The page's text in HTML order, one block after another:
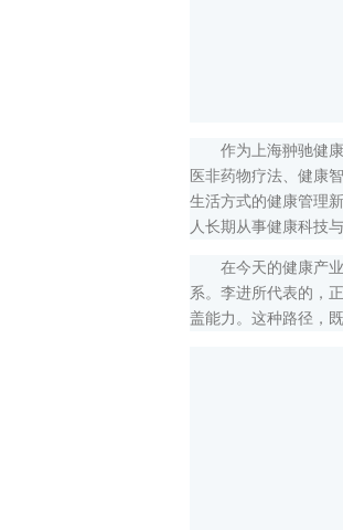
作为上海翀驰健康
医非药物疗法、健康
生活方式的健康管理
人长期从事健康科技
在今天的健康产业
系。李进所代表的，
盖能力。这种路径，